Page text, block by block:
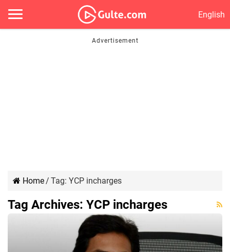
English
Home/ Tag: YCP incharges
Tag Archives: YCP incharges